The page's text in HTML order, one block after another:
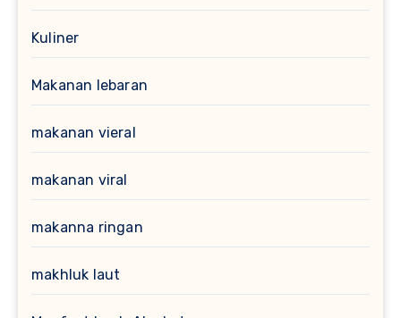
Kuliner
Makanan lebaran
makanan vieral
makanan viral
makanna ringan
makhluk laut